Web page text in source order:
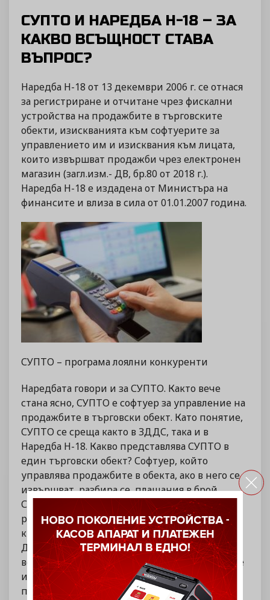
СУПТО И НАРЕДБА Н-18 – ЗА
КАКВО ВСЪЩНОСТ СТАВА
ВЪПРОС?
Наредба Н-18 от 13 декември 2006 г. се отнася
за регистриране и отчитане чрез фискални
устройства на продажбите в търговските
обекти, изискванията към софтуерите за
управлението им и изисквания към лицата,
които извършват продажби чрез електронен
магазин (загл.изм.- ДВ, бр.80 от 2018 г.).
Наредба Н-18 е издадена от Министъра на
финансите и влиза в сила от 01.01.2007 година.
СУПТО – програма лоялни конкуренти
Наредбата говори и за СУПТО. Както вече
стана ясно, СУПТО е софтуер за управление на
продажбите в търговски обект. Като понятие,
СУПТО се среща както в ЗДДС, така и в
Наредба Н-18. Какво представлява СУПТО в
един търговски обект? Софтуер, който
управлява продажбите в обекта, ако в него се
извършват, разбира се, плащания в брой.
СУПТО може да има най-различни
разновидности – складова програма, работна
книга в Excel, програма за фактуриране.
Достатъчно е СУПТО да следи и отчита
всички продажби в конкретния обект, като се
има предвид, че той се отнася не само за
продажба на стоки, но и на услуги.